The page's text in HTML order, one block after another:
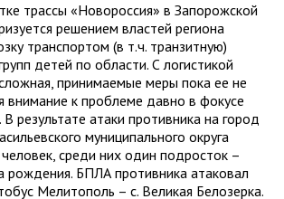
трассы «Новороссия» в Запорожской
решением властей региона
транспортом (в т.ч. транзитную)
детей по области. С логистикой
принимаемые меры пока ее не
внимание к проблеме давно в фокусе
результате атаки противника на город
муниципального округа
среди них один подросток –
рождения. БПЛА противника атаковал
Мелитополь – с. Великая Белозерка.